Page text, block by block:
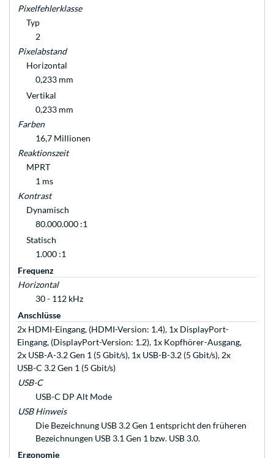
Pixelfehlerklasse
Typ
2
Pixelabstand
Horizontal
0,233 mm
Vertikal
0,233 mm
Farben
16,7 Millionen
Reaktionszeit
MPRT
1 ms
Kontrast
Dynamisch
80.000.000 :1
Statisch
1.000 :1
Frequenz
Horizontal
30 - 112 kHz
Anschlüsse
2x HDMI-Eingang, (HDMI-Version: 1.4), 1x DisplayPort-
Eingang, (DisplayPort-Version: 1.2), 1x Kopfhörer-Ausgang,
2x USB-A-3.2 Gen 1 (5 Gbit/s), 1x USB-B-3.2 (5 Gbit/s), 2x
USB-C 3.2 Gen 1 (5 Gbit/s)
USB-C
USB-C DP Alt Mode
USB Hinweis
Die Bezeichnung USB 3.2 Gen 1 entspricht den früheren
Bezeichnungen USB 3.1 Gen 1 bzw. USB 3.0.
Ergonomie